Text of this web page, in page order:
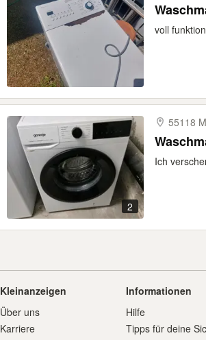
voll
2
55118
Ich
Kleinanzeigen
Über uns
Karriere
Informationen
Hilfe
Tipps für deine